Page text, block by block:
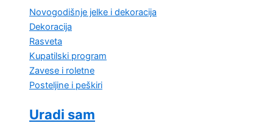
Novogodišnje jelke i dekoracija
Dekoracija
Rasveta
Kupatilski program
Zavese i roletne
Posteljine i peškiri
Uradi sam